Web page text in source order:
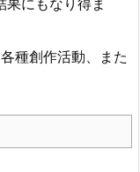
にもなり得ま
種創作活動、また